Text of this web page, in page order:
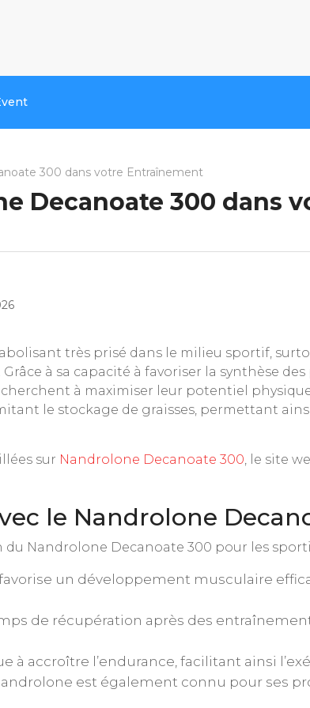
300 dans votre Entraînement
Decanoate 300 dans
très prisé dans le milieu sportif,
à sa capacité à favoriser la synthèse
à maximiser leur potentiel
le stockage de graisses, permettant
sur Nandrolone Decanoate 300, le site
le Nandrolone
Nandrolone Decanoate 300 pour les
un développement musculaire
de récupération après des
à accroître l’endurance, facilitant ainsi
est également connu pour ses